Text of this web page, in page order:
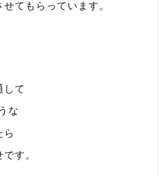
てもらっています。
して
な
ら
す。